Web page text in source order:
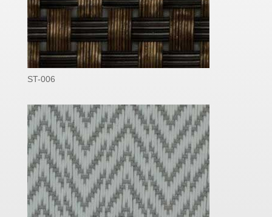
ST-006